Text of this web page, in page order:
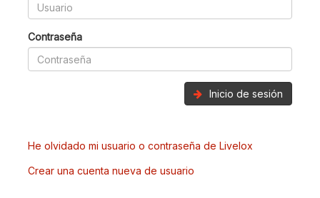
Contraseña
Inicio de sesión
He olvidado mi usuario o contraseña de Livelox
Crear una cuenta nueva de usuario